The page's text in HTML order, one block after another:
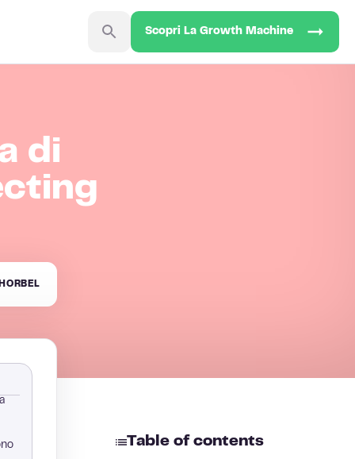
Scopri La Growth Machine
di
Table of contents